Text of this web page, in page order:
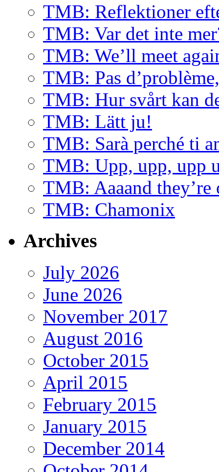
TMB: Reflektioner
TMB: Var det inte
TMB: We’ll meet
TMB: Pas
TMB: Hur svårt kan
TMB: Lätt ju!
TMB: Sarà perché ti
TMB: Upp, upp, upp
TMB: Aaaand
TMB: Chamonix
Archives
July 2026
June 2026
November 2017
August 2016
October 2015
April 2015
February 2015
January 2015
December 2014